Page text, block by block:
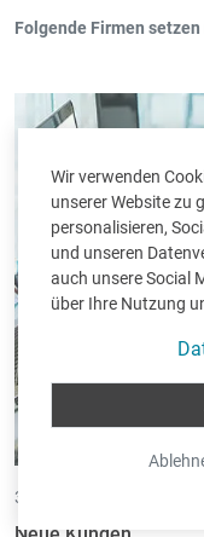
Wir verwenden
unserer Website zu
personalisieren,
und unseren
auch unsere Social
über Ihre Nutzung
Folgende Firmen
10/2021
Lëlljer Gaart s.c.,
NMIXVOIP SA,
Spannverbund
in) ab 10/2021
WonScan-
MAHE SRL, Herve
Dachdeckerei
K16 sàrl,
Architectes
30.11.2021 •